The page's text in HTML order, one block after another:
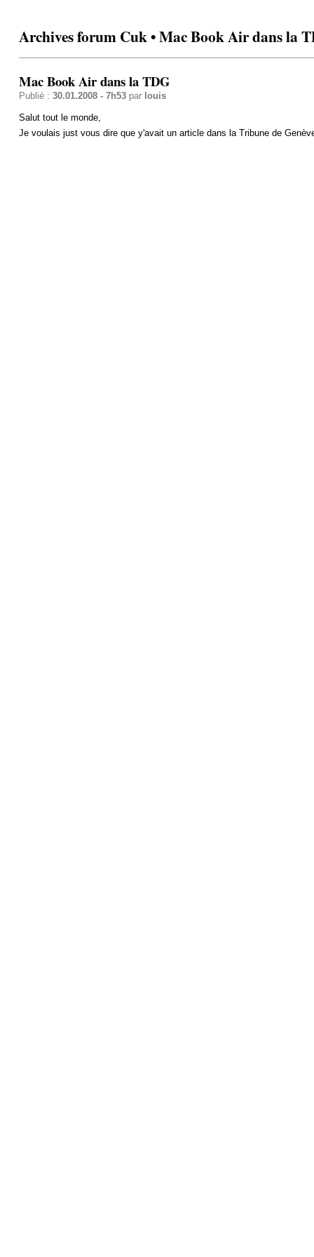
Archives forum Cuk • Mac Book Air dans la
Mac Book Air dans la TDG
Publié : 30.01.2008 - 7h53par louis
Salut tout le monde,
Je voulais just vous dire que y'avait un article dans la Tribune de